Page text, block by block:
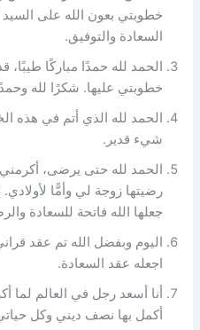
خطوبتي بعون الله على
السعادة والتوفيق.
الحمد لله حمدًا مباركًا
خطوبتي عليها. شكرًا لله
الحمد لله الذي أتم في هذه
شيء قدير.
الحمد لله حتى يرضى،
رضيتها زوجة لي وأمًّا
جعلها الله فاتحة للسعادة
اليوم وبفضل الله تم عقد
اجعله عقد السعادة.
أنا أسعد رجل في العالم لما
أكمل بها نصف ديني وكل